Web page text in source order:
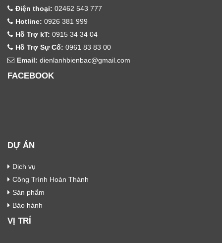
Điện thoại: 02462 543 777
Hotline: 0926 381 999
Hỗ Trợ kT: 0915 34 34 04
Hỗ Trợ Sự Cố: 0961 83 83 00
Email: dienlanhbienbac@gmail.com
FACEBOOK
DỰ ÁN
Dịch vụ
Công Trình Hoàn Thành
Sản phẩm
Bảo hành
VỊ TRÍ